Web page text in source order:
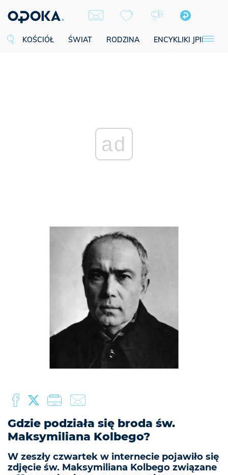
KOŚCIÓŁ ŚWIAT RODZINA ENCYKLIKI JPII
ad
Gdzie podziała się broda św.
Maksymiliana Kolbego?
W zeszły czwartek w internecie pojawiło się
zdjęcie św. Maksymiliana Kolbego związane